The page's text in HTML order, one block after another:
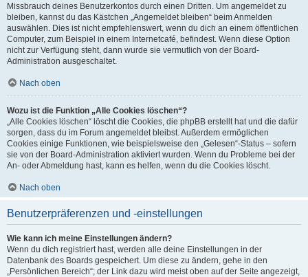
Missbrauch deines Benutzerkontos durch einen Dritten. Um angemeldet zu
bleiben, kannst du das Kästchen „Angemeldet bleiben“ beim Anmelden
auswählen. Dies ist nicht empfehlenswert, wenn du dich an einem öffentlichen
Computer, zum Beispiel in einem Internetcafé, befindest. Wenn diese Option
nicht zur Verfügung steht, dann wurde sie vermutlich von der Board-
Administration ausgeschaltet.
Nach oben
Wozu ist die Funktion „Alle Cookies löschen“?
„Alle Cookies löschen“ löscht die Cookies, die phpBB erstellt hat und die dafür
sorgen, dass du im Forum angemeldet bleibst. Außerdem ermöglichen
Cookies einige Funktionen, wie beispielsweise den „Gelesen“-Status – sofern
sie von der Board-Administration aktiviert wurden. Wenn du Probleme bei der
An- oder Abmeldung hast, kann es helfen, wenn du die Cookies löscht.
Nach oben
Benutzerpräferenzen und -einstellungen
Wie kann ich meine Einstellungen ändern?
Wenn du dich registriert hast, werden alle deine Einstellungen in der
Datenbank des Boards gespeichert. Um diese zu ändern, gehe in den
„Persönlichen Bereich“; der Link dazu wird meist oben auf der Seite angezeigt,